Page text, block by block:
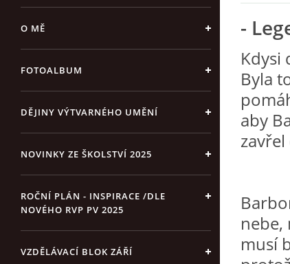
O MĚ
FOTOALBUM
DĚJINY VÝTVARNÉHO UMĚNÍ
NOVINKY ZE ŠKOLSTVÍ 2025
ROČNÍ PLÁN - INSPIRACE /DLE
NOVÉHO RVP PV 2025
VZDĚLÁVACÍ BLOK ZÁŘÍ
-
Kdysi
Byla
aby
nebe,
musí